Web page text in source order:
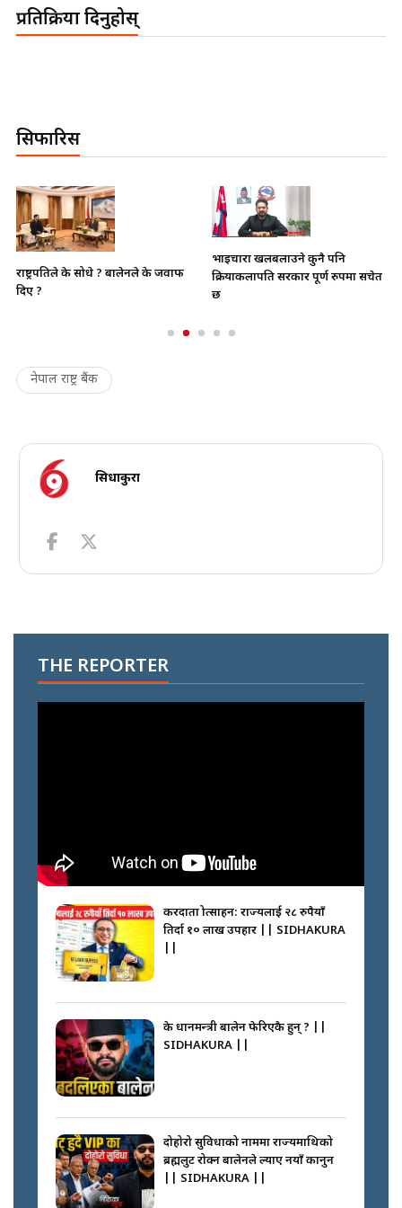
प्रतिक्रिया दिनुहोस्
सिफारिस
राष्ट्रपतिले के सोधे ? बालेनले के जवाफ
दिए ?
भाइचारा खलबलाउने कुनै पनि
क्रियाकलापप्रति सरकार पूर्ण रुपमा सचेत
छ
नेपाल राष्ट्र बैंक
सिधाकुरा
THE REPORTER
करदाता प्रोत्साहन: राज्यलाई २८ रुपैयाँ
तिर्दा १० लाख उपहार || SIDHAKURA
के प्रधानमन्त्री बालेन फेरिएकै हुन् ? ||
SIDHAKURA ||
दोहोरो सुविधाको नाममा राज्यमाथिको
ब्रह्मलुट रोक्न बालेनले ल्याए नयाँ कानुन
|| SIDHAKURA ||